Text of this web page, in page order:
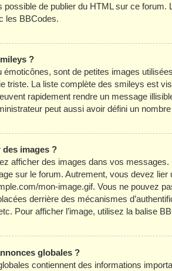
possible de publier du HTML sur ce
les BBCodes.
?
émoticônes, sont de petites images
triste. La liste complète des smileys est
rapidement rendre un message
peut aussi avoir défini un
des images ?
afficher des images dans vos
sur le forum. Autrement, vous devez
mon-image.gif. Vous ne pouvez
derrière des mécanismes
Pour afficher l’image, utilisez la balise
globales ?
contiennent des informations